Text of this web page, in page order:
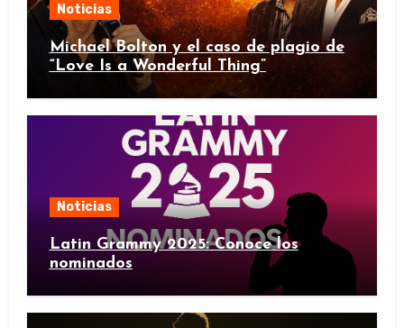
Noticias
Michael Bolton y el caso de plagio de
“Love Is a Wonderful Thing”
Noticias
Latin Grammy 2025: Conoce los
nominados